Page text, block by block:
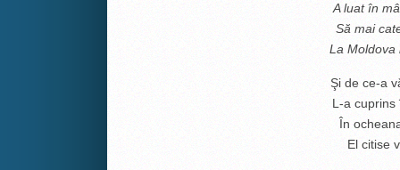
A luat în
Să mai
La Moldova
Şi de ce-a
L-a
În
El citise